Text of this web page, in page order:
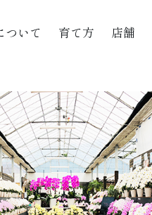
ついて 育て方 店舗